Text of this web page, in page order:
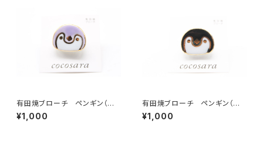
有田焼ブローチ ペンギン（パ
ープル）
¥1,000
有田焼ブローチ ペンギン（ブラ
ック）
¥1,000